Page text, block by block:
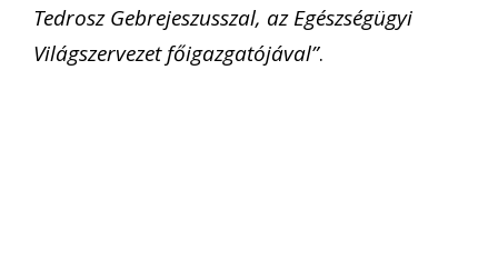
Tedrosz Gebrejeszusszal, az Egészségügyi
Világszervezet főigazgatójával”.